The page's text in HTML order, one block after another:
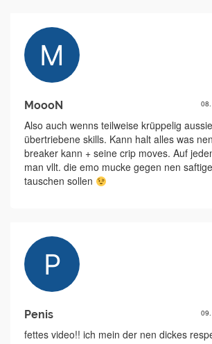
MoooN
Also auch wenns teilweise krüppelig
übertriebene skills. Kann halt alles was
breaker kann + seine crip moves. Auf
man vllt. die emo mucke gegen nen
tauschen sollen
Penis
fettes video!! ich mein der nen dickes